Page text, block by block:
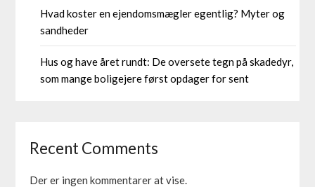
Hvad koster en ejendomsmægler egentlig? Myter og
sandheder
Hus og have året rundt: De oversete tegn på skadedyr,
som mange boligejere først opdager for sent
Recent Comments
Der er ingen kommentarer at vise.